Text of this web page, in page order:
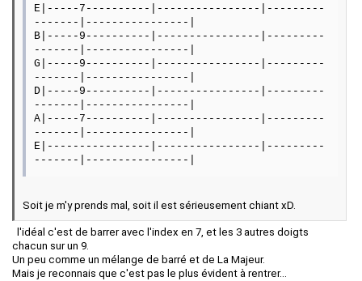
E|-----7----------|----------------|---------
-------|----------------|
B|-----9----------|----------------|---------
-------|----------------|
G|-----9----------|----------------|---------
-------|----------------|
D|-----9----------|----------------|---------
-------|----------------|
A|-----7----------|----------------|---------
-------|----------------|
E|----------------|----------------|---------
-------|----------------|
Soit je m'y prends mal, soit il est sérieusement chiant xD.
l'idéal c'est de barrer avec l'index en 7, et les 3 autres doigts
chacun sur un 9.
Un peu comme un mélange de barré et de La Majeur.
Mais je reconnais que c'est pas le plus évident à rentrer...